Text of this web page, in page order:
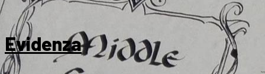
Evidenza